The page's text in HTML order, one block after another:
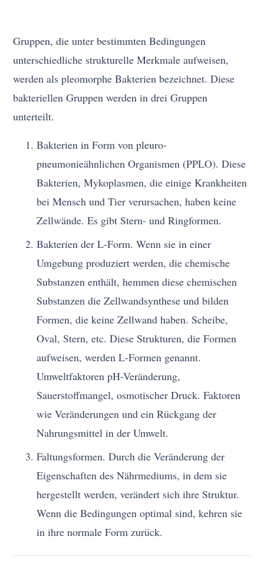
Gruppen, die unter bestimmten Bedingungen
unterschiedliche strukturelle Merkmale aufweisen,
werden als pleomorphe Bakterien bezeichnet. Diese
bakteriellen Gruppen werden in drei Gruppen
unterteilt.
Bakterien in Form von pleuro-
pneumonieähnlichen Organismen (PPLO). Diese
Bakterien, Mykoplasmen, die einige Krankheiten
bei Mensch und Tier verursachen, haben keine
Zellwände. Es gibt Stern- und Ringformen.
Bakterien der L-Form. Wenn sie in einer
Umgebung produziert werden, die chemische
Substanzen enthält, hemmen diese chemischen
Substanzen die Zellwandsynthese und bilden
Formen, die keine Zellwand haben. Scheibe,
Oval, Stern, etc. Diese Strukturen, die Formen
aufweisen, werden L-Formen genannt.
Umweltfaktoren pH-Veränderung,
Sauerstoffmangel, osmotischer Druck. Faktoren
wie Veränderungen und ein Rückgang der
Nahrungsmittel in der Umwelt.
Faltungsformen. Durch die Veränderung der
Eigenschaften des Nährmediums, in dem sie
hergestellt werden, verändert sich ihre Struktur.
Wenn die Bedingungen optimal sind, kehren sie
in ihre normale Form zurück.